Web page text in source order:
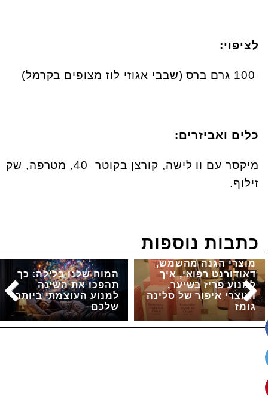
לציפוי:
100 גרם ברס (שבבי אגוזי לוז מצופים בקרמל(
כלים ואביזרים:
מיקסר עם וו לישה, קורצן בקוטר 40, מטרפה, שק
זילוף.
כתבות נוספות
המוח שלנו בלילה: כך
תהפכו את השינה
למנוע העוצמתי ביותר
שלכם
מוצרי הגנה מהשמש,
דאודורנט רפואי, איך
למנוע פריז בשיער,
ומוצרי איפור של סלינה
גומז